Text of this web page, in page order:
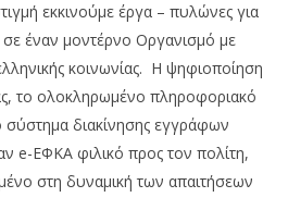
εκκινούμε έργα – πυλώνες για
σε έναν μοντέρνο Οργανισμό με
κοινωνίας. Η ψηφιοποίηση
το ολοκληρωμένο πληροφοριακό
σύστημα διακίνησης εγγράφων
e-ΕΦΚΑ φιλικό προς τον πολίτη,
στη δυναμική των απαιτήσεων